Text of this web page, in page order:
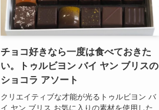
チョコ好きなら一度は食べておきた
い。トゥルビヨン バイ ヤン ブリスの
ショコラ アソート
クリエイティブな才能が光るトゥルビヨン バ
イ ヤン ブリス お気に入りの素材を使用した